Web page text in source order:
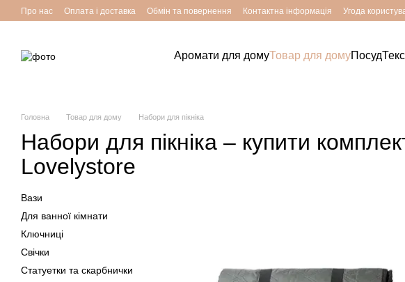
Перейти до основного контенту
Про нас Оплата і доставка Обмін та повернення Контактна інформація Угода
Аромати для домуТовар для домуПосуд
Головна Товар для дому Набори для пікніка
Набори для пікніка – купити
Lovelystore
Вази
Для ванної кімнати
Ключниці
Свічки
Статуетки та скарбнички